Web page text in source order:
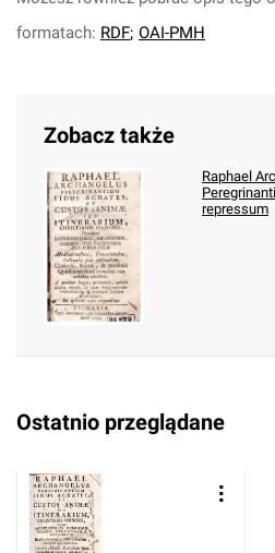
formatach: RDF; OAI-PMH
Zobacz także
Raphael
repressum
Ostatnio przeglądane